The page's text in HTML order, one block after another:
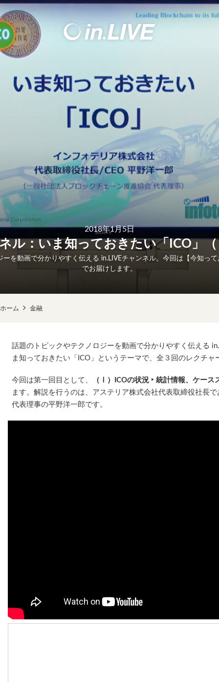
2018年1月5日
ル：いま知っておきたい「ICO」
を動画で分かりやすく伝える in.LIVEチャンネル。今回は【今知っ
でお届けします。
ホーム 金融
話題のトピックやテクノロジーを動画で分かりやすく伝える
ま知っておきたい「ICO」というテーマで、全３回のレクチャ
今回は第一回目として、
（Ⅰ）ICOの状況 ‣ 統計情報、ケース
ます。解説を行うのは、アステリア株式会社代表取締役社長
代表理事の平野洋一郎です。